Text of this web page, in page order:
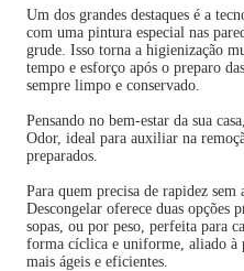
Um dos grandes destaques é a
com uma pintura especial nas
grude. Isso torna a higienização
tempo e esforço após o preparo
sempre limpo e conservado.
Pensando no bem-estar da sua
Odor, ideal para auxiliar na
preparados.
Para quem precisa de rapidez
Descongelar oferece duas opções
sopas, ou por peso, perfeita para
forma cíclica e uniforme, aliado à
mais ágeis e eficientes.